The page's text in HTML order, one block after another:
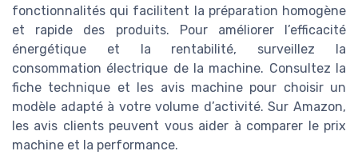
fonctionnalités qui facilitent la préparation homogène
et rapide des produits. Pour améliorer l’efficacité
énergétique et la rentabilité, surveillez la
consommation électrique de la machine. Consultez la
fiche technique et les avis machine pour choisir un
modèle adapté à votre volume d’activité. Sur Amazon,
les avis clients peuvent vous aider à comparer le prix
machine et la performance.